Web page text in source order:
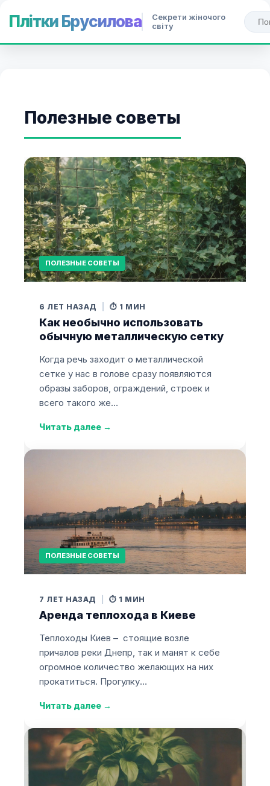
Плітки Брусилова
Секрети жіночого
світу
Полезные советы
ПОЛЕЗНЫЕ СОВЕТЫ
6 ЛЕТ НАЗАД ⏱️ 1 МИН
Как необычно использовать
обычную металлическую сетку
Когда речь заходит о металлической
сетке у нас в голове сразу появляются
образы заборов, ограждений, строек и
всего такого же…
Читать далее →
ПОЛЕЗНЫЕ СОВЕТЫ
7 ЛЕТ НАЗАД ⏱️ 1 МИН
Аренда теплохода в Киеве
Теплоходы Киев – стоящие возле
причалов реки Днепр, так и манят к себе
огромное количество желающих на них
прокатиться. Прогулку…
Читать далее →